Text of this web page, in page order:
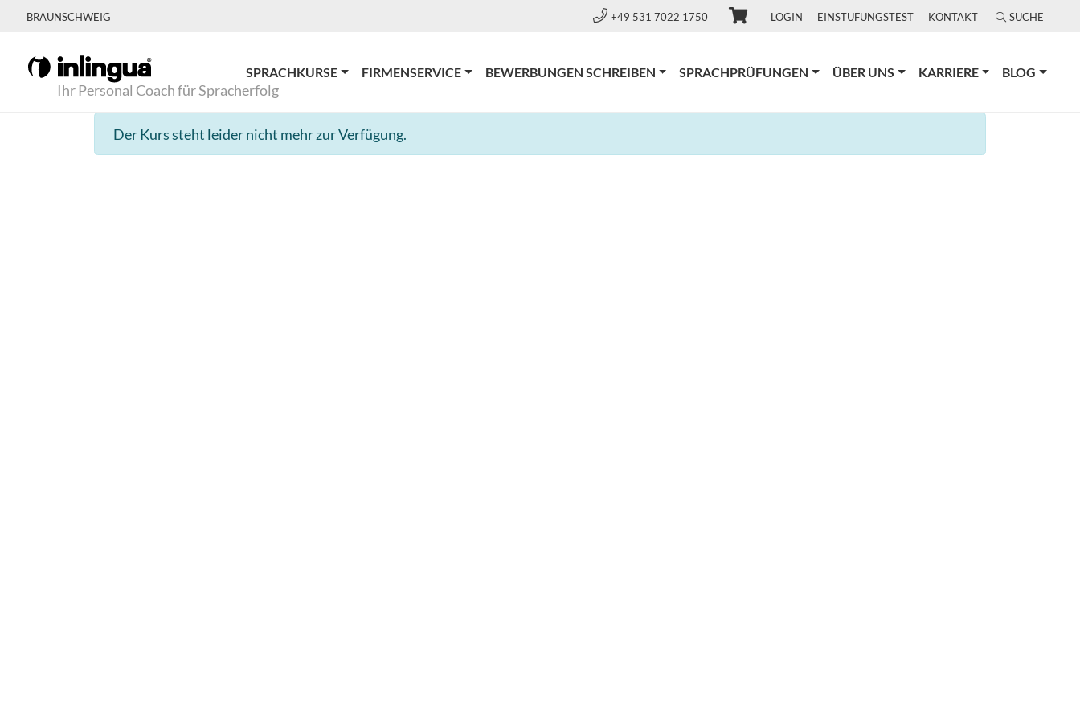
BRAUNSCHWEIG +49 531 7022 1750 LOGIN EINSTUFUNGSTEST KONTAKT SUCHE
Ihr Personal Coach für Spracherfolg
SPRACHKURSE FIRMENSERVICE BEWERBUNGEN SCHREIBEN SPRACHPRÜFUNGEN ÜBER UNS KARRIERE BLOG
Der Kurs steht leider nicht mehr zur Verfügung.